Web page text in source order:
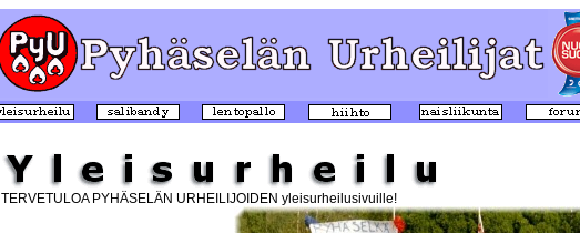
TERVETULOA PYHÄSELÄN URHEILIJOIDEN yleisurheilusivuille!